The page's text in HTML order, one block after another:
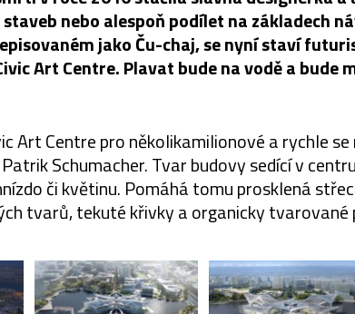
nebo alespoň podílet na základech
jako Ču-chaj, se nyní staví
Art Centre. Plavat bude na vodě a bude
Art Centre pro několikamilionové a rychle
Schumacher. Tvar budovy sedící v
či květinu. Pomáhá tomu prosklená
tvarů, tekuté křivky a organicky tvarované